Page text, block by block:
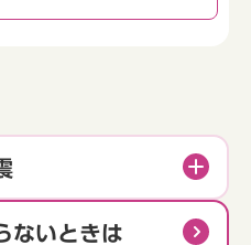
ないときは